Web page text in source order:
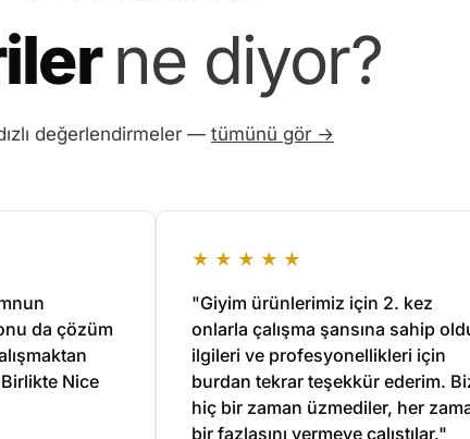
ne diyor?
değerlendirmeler — tümünü gör →
da çözüm
Nice
★★★★★
"Giyim ürünlerimiz için 2. kez
onlarla çalışma şansına sahip
ilgileri ve profesyonellikleri için
burdan tekrar teşekkür ederim.
hiç bir zaman üzmediler, her
bir fazlasını vermeye çalıştılar."